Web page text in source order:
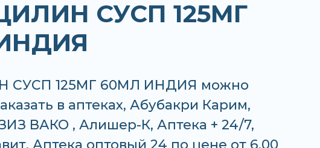
СУСП 125МГ
125МГ 60МЛ ИНДИЯ можно
в аптеках, Абубакри Карим,
ВАКО , Алишер-К, Аптека + 24/7,
Аптека оптовый 24 по цене от 6.00